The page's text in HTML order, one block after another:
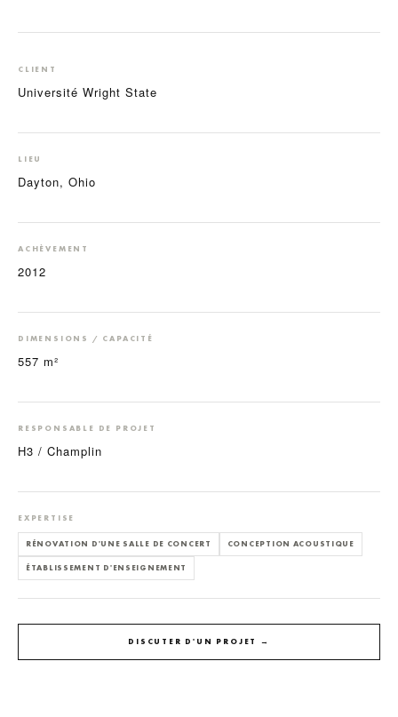
CLIENT
Université Wright State
LIEU
Dayton, Ohio
ACHÈVEMENT
2012
DIMENSIONS / CAPACITÉ
557 m²
RESPONSABLE DE PROJET
H3 / Champlin
EXPERTISE
RÉNOVATION D'UNE SALLE DE CONCERT CONCEPTION ACOUSTIQUE
ÉTABLISSEMENT D'ENSEIGNEMENT
DISCUTER D'UN PROJET →